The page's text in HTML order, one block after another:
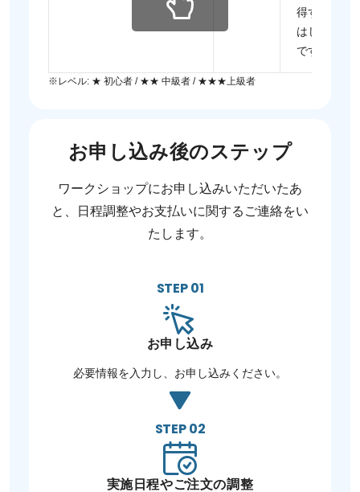
得するため
はじめての
です。
※レベル: ★ 初心者 / ★★ 中級者 / ★★★上級者
お申し込み後のステップ
ワークショップにお申し込みいただいたあ
と、日程調整やお支払いに関するご連絡をい
たします。
STEP 01
お申し込み
必要情報を入力し、お申し込みください。
STEP 02
実施日程やご注文の調整